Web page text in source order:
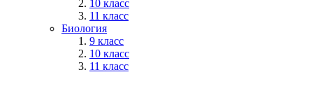
10 класс
11 класс
Биология
9 класс
10 класс
11 класс